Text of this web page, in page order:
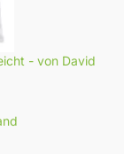
- von David